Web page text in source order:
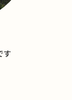
す